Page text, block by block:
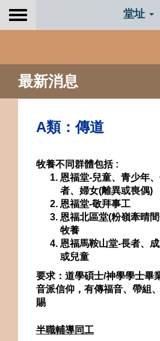
Toggle
堂址
最新消息
A類：傳道
牧養不同群體包括 :
恩福堂-兒童、青少年
者、婦女(離異或喪偶)
恩福堂-敬拜事工
恩福北區堂(粉嶺牽晴間
牧養
恩福馬鞍山堂-長者、成
或兒童
要求：道學碩士/神學學士畢
音派信仰，有傳福音、帶組
賜
半職輔導同工